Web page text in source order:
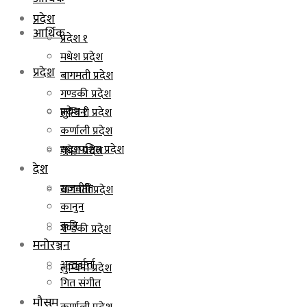
आर्थिक
प्रदेश
प्रदेश १
मधेश प्रदेश
बागमती प्रदेश
गण्डकी प्रदेश
लुम्बिनी प्रदेश
प्रदेश
प्रदेश १
मधेश प्रदेश
बागमती प्रदेश
गण्डकी प्रदेश
लुम्बिनी प्रदेश
कर्णाली प्रदेश
सुदूरपश्चिम प्रदेश
देश
राजनीति
कानुन
कृषि
मनोरञ्जन
अन्तर्वार्ता
गित संगीत
मौसम